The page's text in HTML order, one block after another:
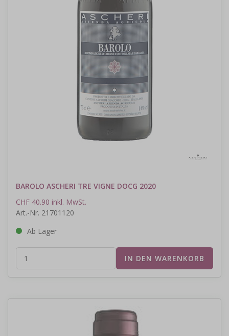
BAROLO ASCHERI TRE VIGNE DOCG 2020
CHF 40.90 inkl. MwSt.
Art.-Nr. 21701120
Ab Lager